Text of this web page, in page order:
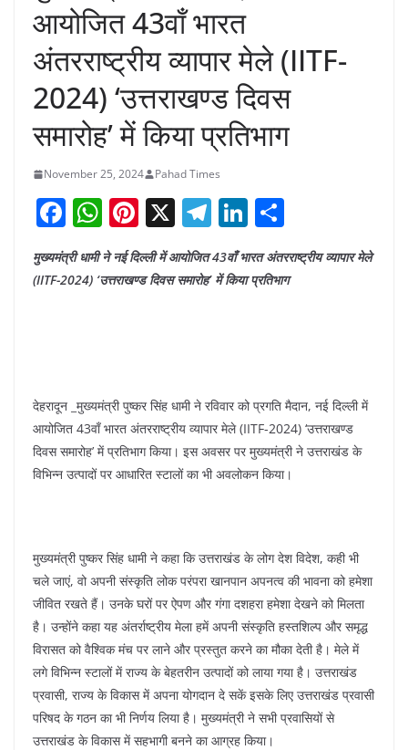
आयोजित 43वाँ भारत
अंतरराष्ट्रीय व्यापार मेले (IITF-
2024) ‘उत्तराखण्ड दिवस
समारोह’ में किया प्रतिभाग
November 25, 2024 Pahad Times
F
a
c
k
W
h
at
Pi
nt
er
X T
el
e
Li
k
e
ar
मुख्यमंत्री धामी ने नई दिल्ली में आयोजित 43वाँ भारत अंतरराष्ट्रीय व्यापार मेले
(IITF-2024) ‘उत्तराखण्ड दिवस समारोह’ में किया प्रतिभाग
देहरादून _मुख्यमंत्री पुष्कर सिंह धामी ने रविवार को प्रगति मैदान, नई दिल्ली में
आयोजित 43वाँ भारत अंतरराष्ट्रीय व्यापार मेले (IITF-2024) ‘उत्तराखण्ड
दिवस समारोह’ में प्रतिभाग किया। इस अवसर पर मुख्यमंत्री ने उत्तराखंड के
विभिन्न उत्पादों पर आधारित स्टालों का भी अवलोकन किया।
मुख्यमंत्री पुष्कर सिंह धामी ने कहा कि उत्तराखंड के लोग देश विदेश, कही भी
चले जाएं, वो अपनी संस्कृति लोक परंपरा खानपान अपनत्व की भावना को हमेशा
जीवित रखते हैं। उनके घरों पर ऐपण और गंगा दशहरा हमेशा देखने को मिलता
है। उन्होंने कहा यह अंतर्राष्ट्रीय मेला हमें अपनी संस्कृति हस्तशिल्प और समृद्ध
विरासत को वैश्विक मंच पर लाने और प्रस्तुत करने का मौका देती है। मेले में
लगे विभिन्न स्टालों में राज्य के बेहतरीन उत्पादों को लाया गया है। उत्तराखंड
प्रवासी, राज्य के विकास में अपना योगदान दे सकें इसके लिए उत्तराखंड प्रवासी
परिषद के गठन का भी निर्णय लिया है। मुख्यमंत्री ने सभी प्रवासियों से
उत्तराखंड के विकास में सहभागी बनने का आग्रह किया।